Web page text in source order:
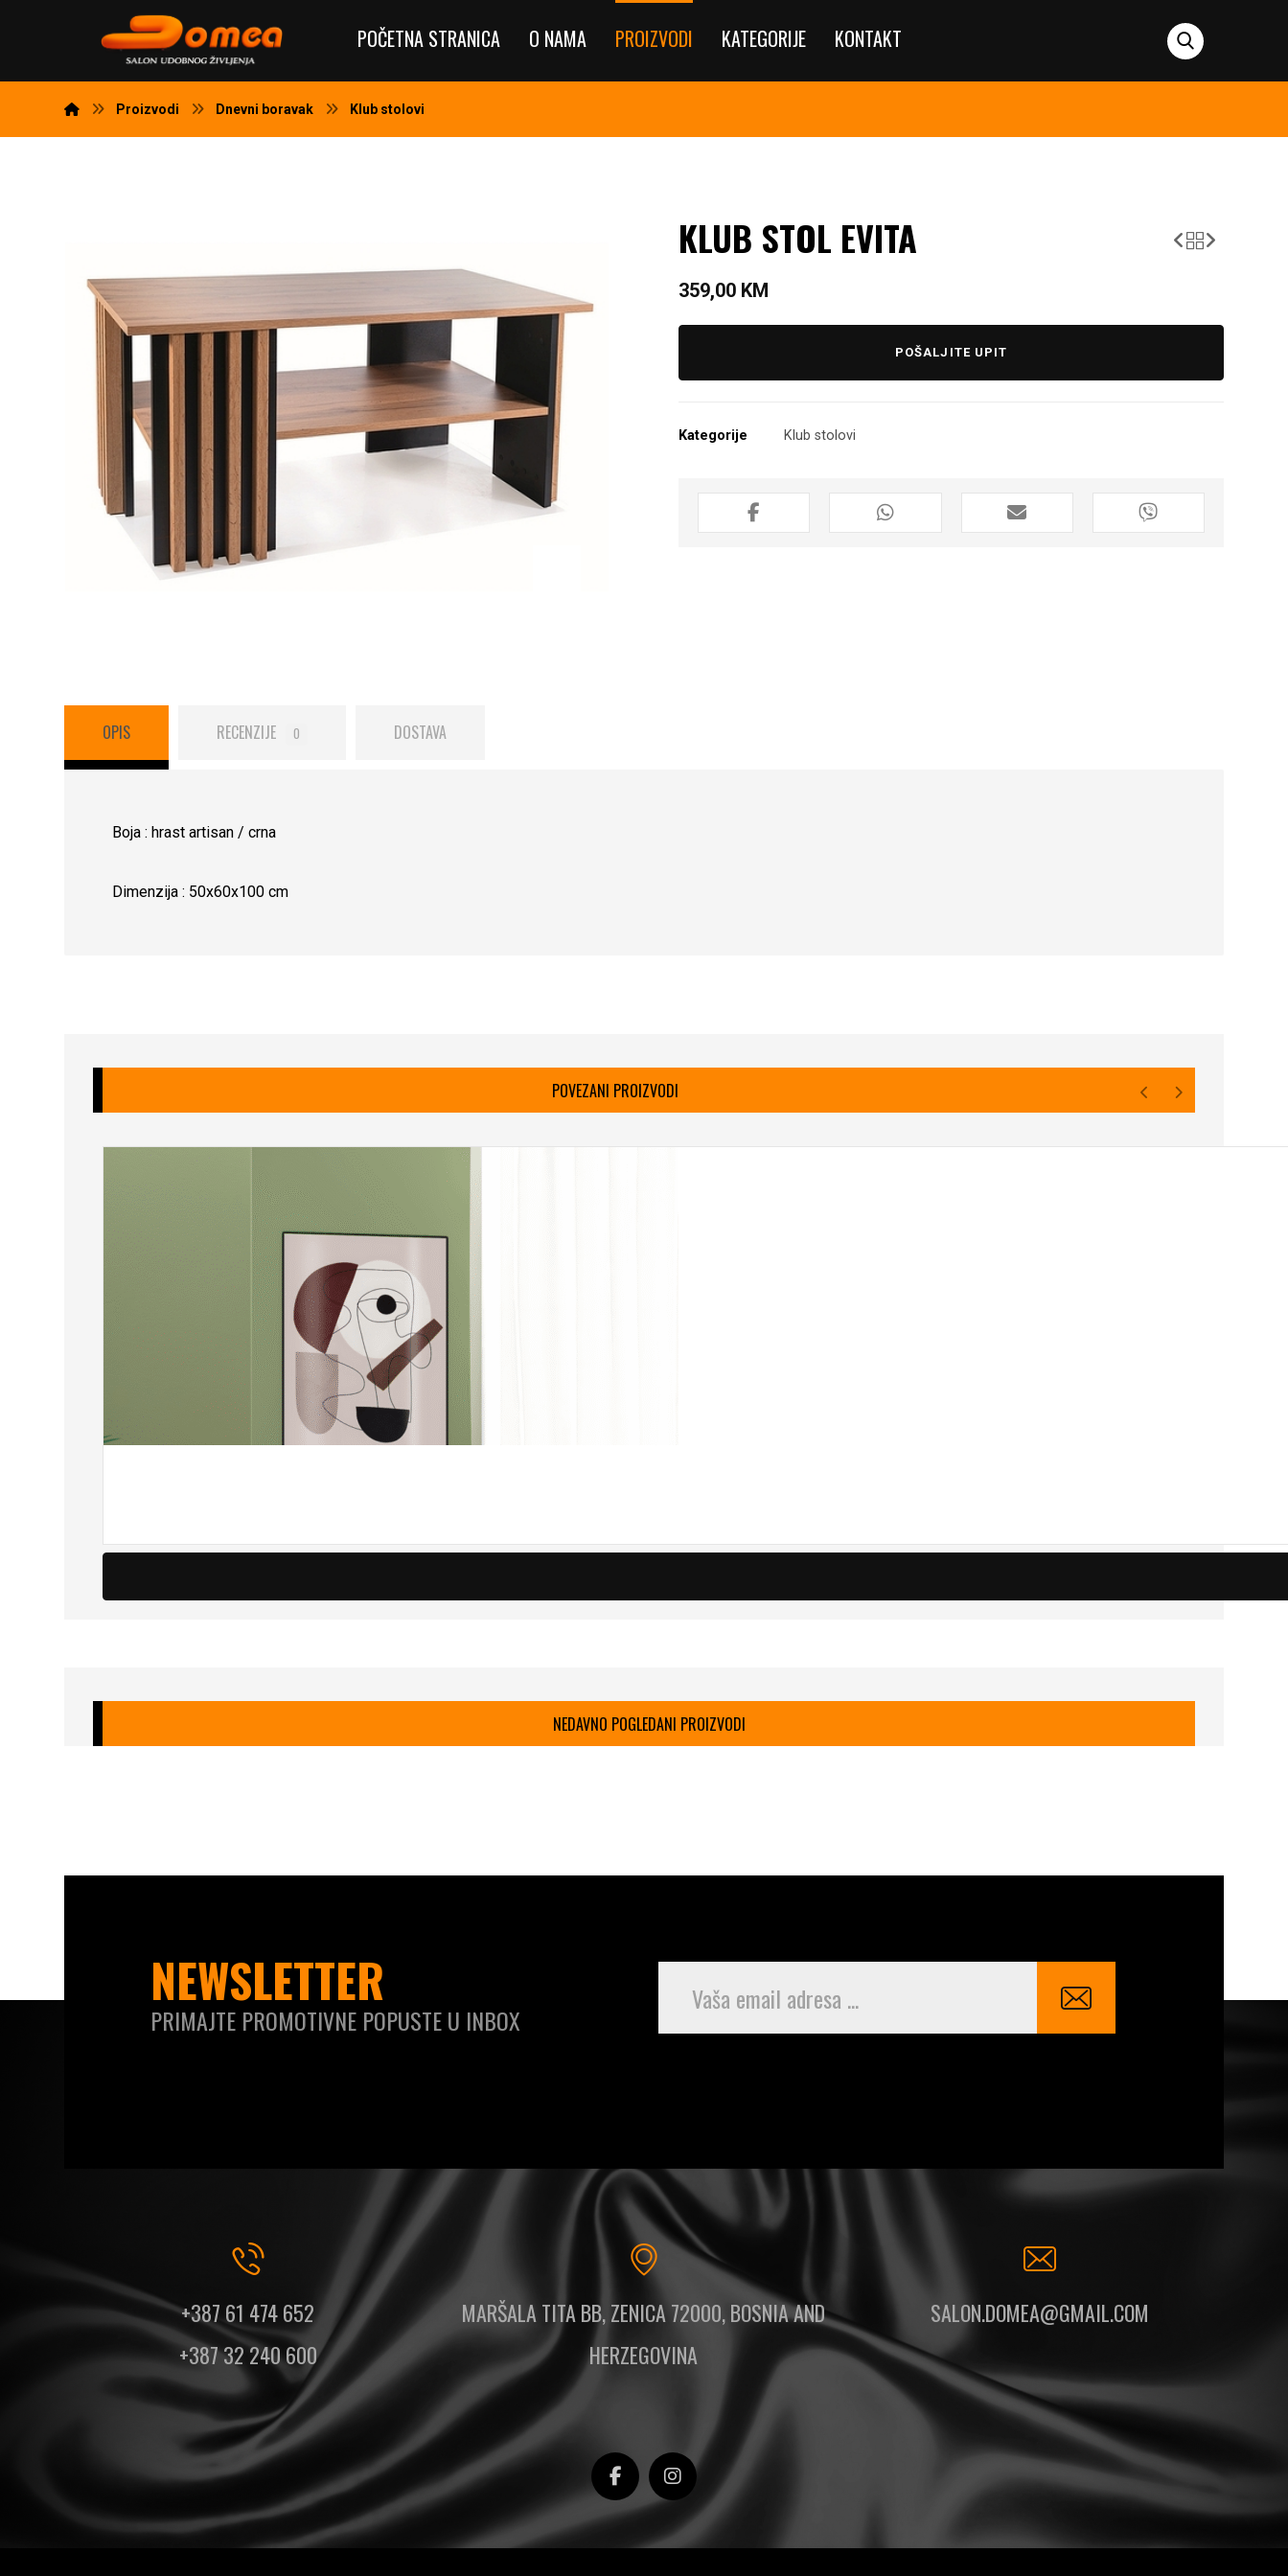
POČETNA STRANICA O NAMA PROIZVODI KATEGORIJE KONTAKT
Proizvodi Dnevni boravak Klub stolovi
KLUB STOL EVITA
359,00 KM
POŠALJITE UPIT
Kategorije Klub stolovi
OPIS RECENZIJE 0 DOSTAVA
Boja : hrast artisan / crna
Dimenzija : 50x60x100 cm
POVEZANI PROIZVODI
NEDAVNO POGLEDANI PROIZVODI
NEWSLETTER
PRIMAJTE PROMOTIVNE POPUSTE U INBOX
+387 61 474 652
+387 32 240 600
MARŠALA TITA BB, ZENICA 72000, BOSNIA AND
HERZEGOVINA
SALON.DOMEA@GMAIL.COM